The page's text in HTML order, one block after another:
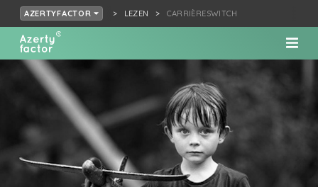
AZERTYFACTOR LEZEN CARRIÈRESWITCH